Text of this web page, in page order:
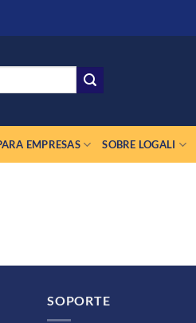
EMPRESAS SOBRE LOGALI
SOPORTE